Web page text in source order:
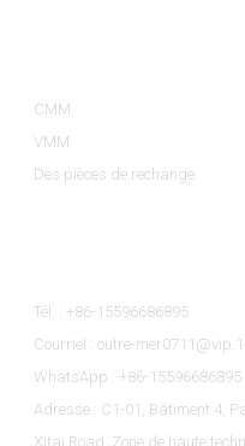
CMM
VMM
Des pièces de rechange
Tél. : +86-15596686895
Courriel : outre-
WhatsApp : +86-15596686895
Adresse : C1-01, Bâtiment 4,
Xitai Road, Zone de haute